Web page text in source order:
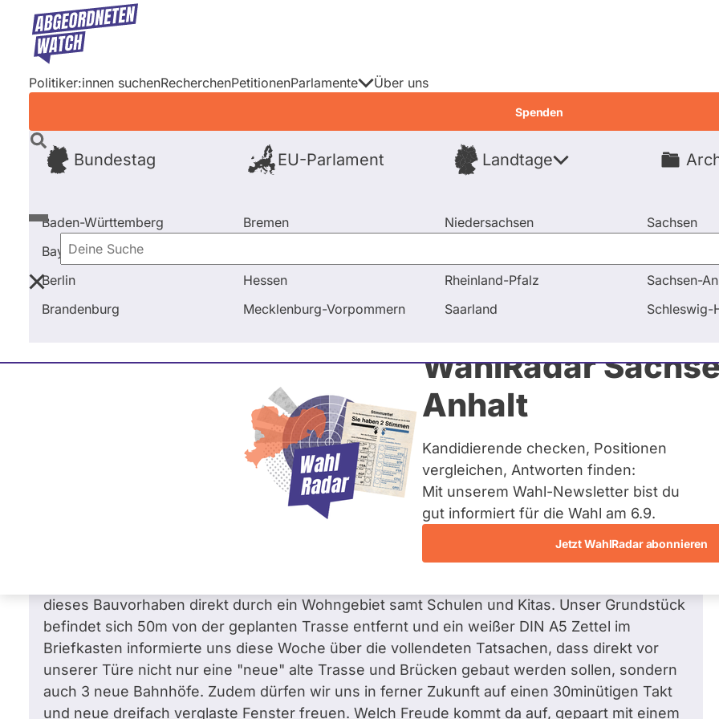
Direkt
Inhalt
Politiker:innen suchenRecherchenPetitionenParlamente
Bundestag EU-Parlament Landtage
Baden-Württemberg
Bayern
Berlin
Brandenburg
Bremen
Hessen
Mecklenburg-Vorpommern
Niedersachsen
Rheinland-Pfalz
Saarland
Sachsen
Sachsen-
Schleswig-
Über uns
Spenden
Deine
Suche
WahlRadar
Anhalt
Kandidierende checken, Positionen
vergleichen, Antworten finden:
Mit unserem Wahl-Newsletter bist du
gut informiert für die Wahl am 6.9.
Jetzt WahlRadar abonnieren
Startseite Frage stellen Alex Lubawinski Fragen und Antworten Frage an Alex Lubawinski bezüglich
Alex Lubawinski Zum Profil
Rena F.bezüglich Verkehr
Der Ausbau der Heidekrautbahn - Warum wurden die Anwohner/Betroffenen nicht gefragt?
Dass dieses Projekt weitreichende historische Wurzeln hat, ist mir nicht neu, daher auch ein
dieses Bauvorhaben direkt durch ein Wohngebiet samt Schulen und Kitas. Unser Grundstück
befindet sich 50m von der geplanten Trasse entfernt und ein weißer DIN A5 Zettel im
Briefkasten informierte uns diese Woche über die vollendeten Tatsachen, dass direkt vor
unserer Türe nicht nur eine "neue" alte Trasse und Brücken gebaut werden sollen, sondern
auch 3 neue Bahnhöfe. Zudem dürfen wir uns in ferner Zukunft auf einen 30minütigen Takt
und neue dreifach verglaste Fenster freuen. Welch Freude kommt da auf, gepaart mit einem